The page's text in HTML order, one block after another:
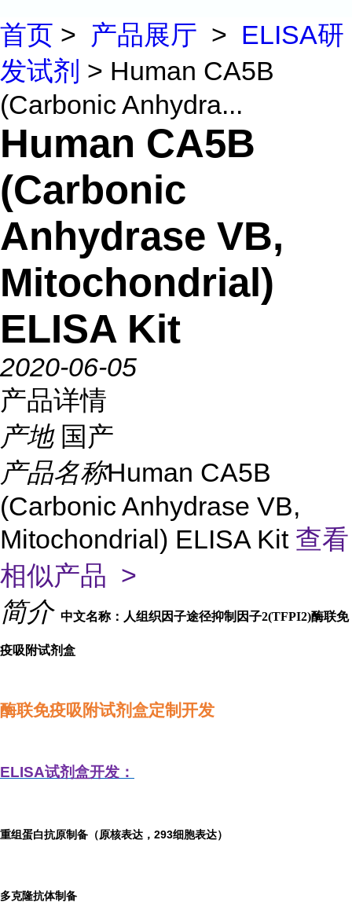
首页 > 产品展厅 > ELISA研
发试剂 > Human CA5B
(Carbonic Anhydra...
Human CA5B
(Carbonic
Anhydrase VB,
Mitochondrial)
ELISA Kit
2020-06-05
产品详情
产地 国产
产品名称Human CA5B
(Carbonic Anhydrase VB,
Mitochondrial) ELISA Kit 查看
相似产品 >
简介 中文名称：人组织因子途径抑制因子2(TFPI2)酶联免
疫吸附试剂盒
酶联免疫吸附试剂盒定制开发
ELISA试剂盒开发：
重组蛋白抗原制备（原核表达，293细胞表达）
多克隆抗体制备